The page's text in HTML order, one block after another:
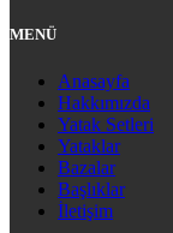
MENÜ
Anasayfa
Hakkımızda
Yatak Setleri
Yataklar
Bazalar
Başlıklar
İletişim